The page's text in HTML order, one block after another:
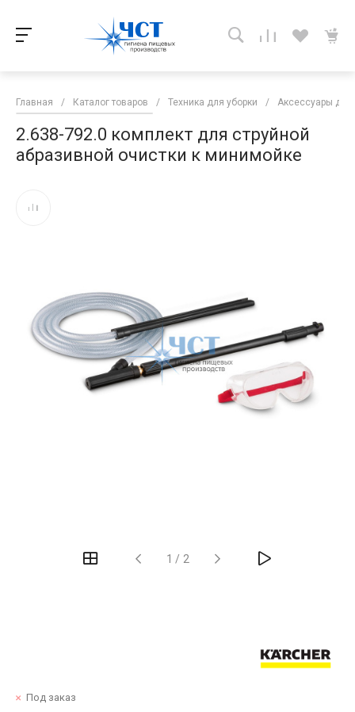
Главная / Каталог товаров / Техника для уборки / Аксессуары для
2.638-792.0 комплект для струйной
абразивной очистки к минимойке
1 / 2
Под заказ